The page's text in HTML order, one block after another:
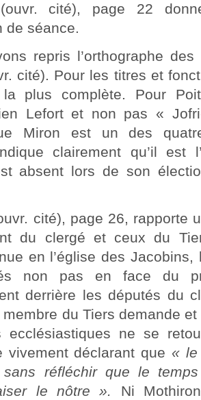
cité), page 22
de séance.
repris l’orthographe
cité). Pour les titres et
plus complète. Pour
Lefort et non pas «
Miron est un des
clairement qu’il est
absent lors de son
cité), page 26, rapporte
du clergé et ceux du
en l’église des
non pas en face du
derrière les députés du
du Tiers demande
ecclésiastiques ne se
vivement déclarant que « le
sans réfléchir que le
le nôtre ». Ni